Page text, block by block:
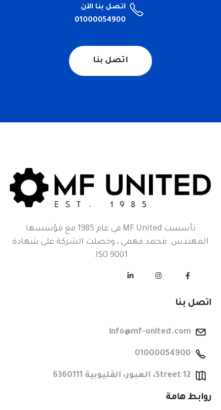
اتصل بنا الآن
01000054900
اتصل بنا
تأسست MF United في عام 1985 مع مؤسسها
المهندس. محمد فهمي ، وحصلت الشركة على شهادة
ISO 9001.
اتصل بنا
info@mf-united.com
01000054900
Street 12، العبور، القليوبية 6360111
روابط هامة